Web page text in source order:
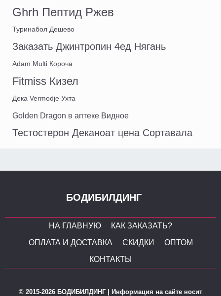
Ghrh Пептид Ржев
Туринабол Дешево
Заказать Джинтропин 4ед Нягань
Adam Multi Короча
Fitmiss Кизел
Дека Vermodje Ухта
Golden Dragon в аптеке Видное
Тестостерон Деканоат цена Сортавала
БОДИБИЛДИНГ
НА ГЛАВНУЮ
КАК ЗАКАЗАТЬ?
ОПЛАТА И ДОСТАВКА
СКИДКИ
ОПТОМ
КОНТАКТЫ
© 2015-2026 БОДИБИЛДИНГ | Информация на сайте носит